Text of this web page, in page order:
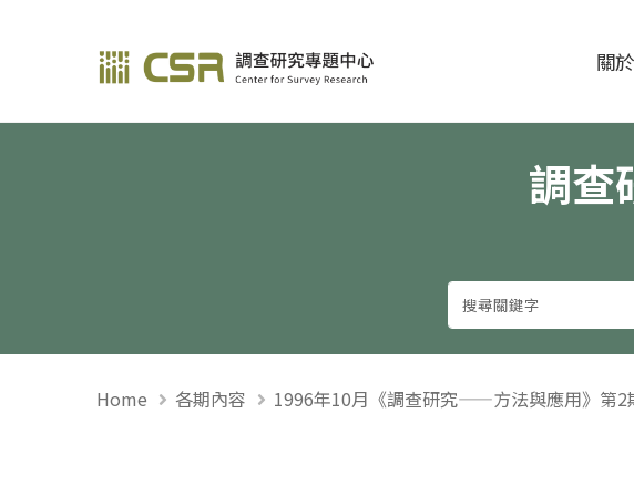
調查研究—方法與應用期刊 關於
調查
Home 各期內容 1996年10月《調查研究——方法與應用》第2